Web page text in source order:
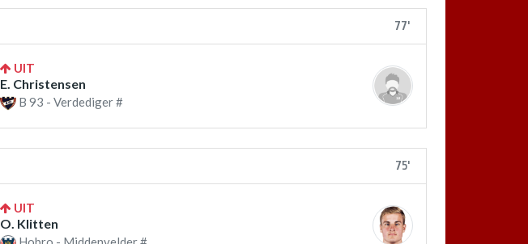
77'
UIT
E. Christensen
B 93 - Verdediger #
75'
UIT
O. Klitten